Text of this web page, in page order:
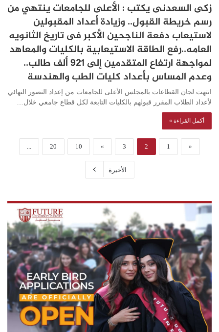
زكى السعدنى يكتب : الأعلى للجامعات ينتهي من
رسم خريطة القبول.. وزيادة أعداد المقبولين
لاستيعاب دفعة الناجحين الأكبر فى تاريخ الثانويه
العامه..رفع الطاقة الاستيعابية بالكليات والمعاهد
لمواجهة ارتفاع المتقدمين إلى 921 ألف طالب..
وعدم المساس بأعداد كليات الطب والهندسة
انتهت لجان القطاعات بالمجلس الأعلى للجامعات من إعداد التصور النهائي
لأعداد الطلاب المقرر قبولهم بالكليات التابعة لكل قطاع جامعي خلال…
أكمل القراءة »
«
1
2
3
»
10
20
...
الأخيرة